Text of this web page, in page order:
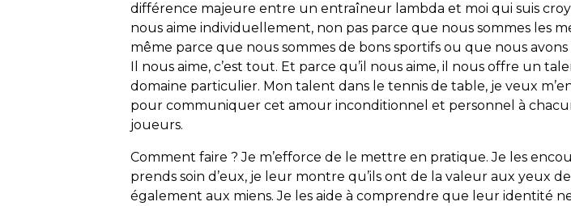
différence majeure entre un entraîneur lambda et moi qui suis
nous aime individuellement, non pas parce que nous sommes les
même parce que nous sommes de bons sportifs ou que nous
Il nous aime, c’est tout. Et parce qu’il nous aime, il nous offre un
domaine particulier. Mon talent dans le tennis de table, je veux
pour communiquer cet amour inconditionnel et personnel à
joueurs.
Comment faire ? Je m’efforce de le mettre en pratique. Je les
prends soin d’eux, je leur montre qu’ils ont de la valeur aux yeux
également aux miens. Je les aide à comprendre que leur identité